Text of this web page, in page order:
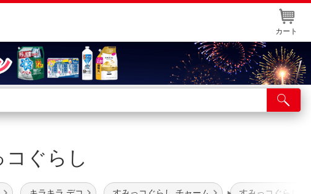
カート
ポイントカードWEB登録
店舗情報・店舗一覧
コぐらし